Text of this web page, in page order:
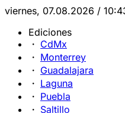
viernes, 07.08.2026 /
Ediciones
CdMx
Monterrey
Guadalajara
Laguna
Puebla
Saltillo